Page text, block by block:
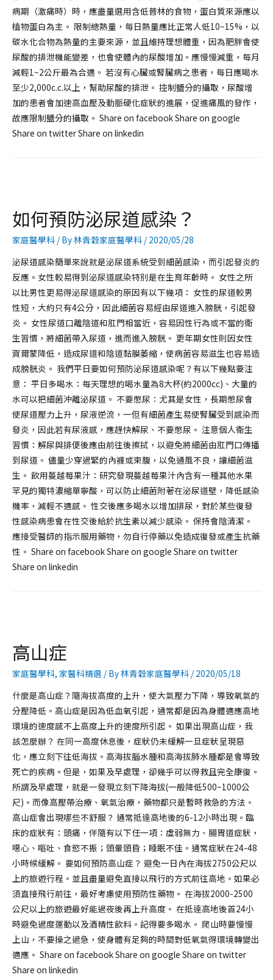
病期（激痛時）時，應盡量選用含低普林的食物，蛋白質來源應以
植物蛋白為主。 限制總熱量，每日熱量應比正常人低10~15%，以
碳水化合物為熱量的主要來源，並且維持理想體重，因為肥胖會使
尿酸的排泄機能變差，也會使體內的尿酸增加。應慢慢減重，每月
減輕1~2公斤最為合適。 若沒有心臟或腎臟病之患者，每日應喝水
至少2,000c.c.以上，幫助尿酸的排泄。 控制鹽分的攝取，尿酸增
加的患者會加速高血壓及動脈硬化症狀的進展，促進痛風的發作，
故應限制鹽分的攝取。 Share on facebook Share on google
Share on twitter Share on linkedin
如何預防泌尿道感染？
家庭醫學科 / By林青穀家庭醫學科 / 2020/05/28
泌尿道感染簡單來說就是泌尿道系統受到細菌感染，而引起發炎的
反應。女性較易得到泌尿道感染特別是在生育年齡時。 女性之所
以比男性更易得泌尿道感染的原因有以下幾項： 女性的尿道較男
性短，大約只有4公分，因此細菌容易經由尿道進入膀胱，引起發
炎。 女性尿道口離陰道和肛門相當近，容易因性行為或不當的衛
生習慣，將細菌帶入尿道，進而進入膀胱。 更年期女性則因女性
賀爾蒙降低，造成尿道和陰道黏膜萎縮，使病菌容易滋生也容易造
成膀胱炎。 我們平日要如何預防泌尿道感染呢？有以下幾點要注
意： 平日多喝水：每天理想的喝水量為8大杯(約2000cc)、大量的
水可以把細菌沖離泌尿道。 不要憋尿：尤其是女性，長期憋尿會
使尿道壓力上升，尿液逆流，一但有細菌產生易使腎臟受到感染而
發炎，因此若有尿液感，應趕快解尿、不要憋尿。 注意個人衛生
習慣：解尿與排便後應由前往後擦拭，以避免將細菌由肛門口傳播
到尿道。 儘量少穿過緊的內褲或束腹，以免通風不良，讓細菌滋
生。 飲用蔓越莓果汁：研究發現蔓越莓果汁內含有一種其他水果
罕見的獨特濃縮單寧酸，可以防止細菌附著在泌尿道壁，降低感染
機率，減輕不適感。 性交後應多喝水以增加排尿，對於某些復發
性感染病患會在性交後給於抗生素以減少感染。 保持會陰清潔。
應接受醫師的指示服用藥物，勿自行停藥以免造成復發或產生抗藥
性。 Share on facebook Share on google Share on twitter
Share on linkedin
高山症
家庭醫學科, 家醫科精選 / By林青穀家庭醫學科 / 2020/05/18
什麼是高山症？隨海拔高度的上升，使大氣壓力下降，導致氧氣的
分壓降低。高山症是因為低血氧引起，通常都是因為身體適應高地
環境的速度感不上高度上升的速度所引起。 如果出現高山症，我
該怎麼辦？ 在同一高度休息後，症狀仍未緩解一旦症狀呈現惡
化，應立刻下往低海拔。高海拔腦水腫和高海拔肺水腫都是會導致
死亡的疾病。但是，如果及早處理，卻幾乎可以得救且完全康復。
所謂及早處理，就是一發現立刻下降海拔(一般降低500~1000公
尺)。而像高壓帶治療、氧氣治療，藥物都只是暫時救急的方法。
高山症會出現哪些不舒服？ 通常抵達高地後的6-12小時出現。臨
床的症狀有：頭痛，伴隨有以下任一項：虛弱無力、腸胃道症狀，
噁心、嘔吐、食慾不振；頭暈頭昏；睡眠不佳。通常症狀在24-48
小時候緩解。 要如何預防高山症？ 避免一日內在海拔2750公尺以
上的旅遊行程。並且盡量避免直接以飛行的方式前往高地。如果必
須直接飛行前往，最好考慮使用預防性藥物。 在海拔2000-2500
公尺以上的旅遊最好能過夜後再上升高度。 在抵達高地後首24小
時避免過度運動以及酒精性飲料。記得要多喝水。 爬山時要慢慢
上山，不要操之過急，使身體有足夠的時間對低氧氣得環境轉變出
適應。 Share on facebook Share on google Share on twitter
Share on linkedin